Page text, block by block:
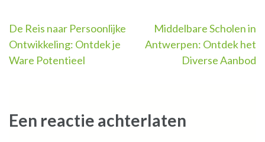
Berichtnavigatie
De Reis naar Persoonlijke
Ontwikkeling: Ontdek je
Ware Potentieel
Middelbare Scholen in
Antwerpen: Ontdek het
Diverse Aanbod
Een reactie achterlaten